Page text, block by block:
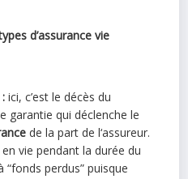
d’assurance vie
ici, c’est le décès du
garantie qui déclenche le
de la part de l‘assureur.
vie pendant la durée du
perdus” puisque